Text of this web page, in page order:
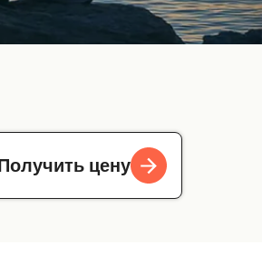
Получить цену